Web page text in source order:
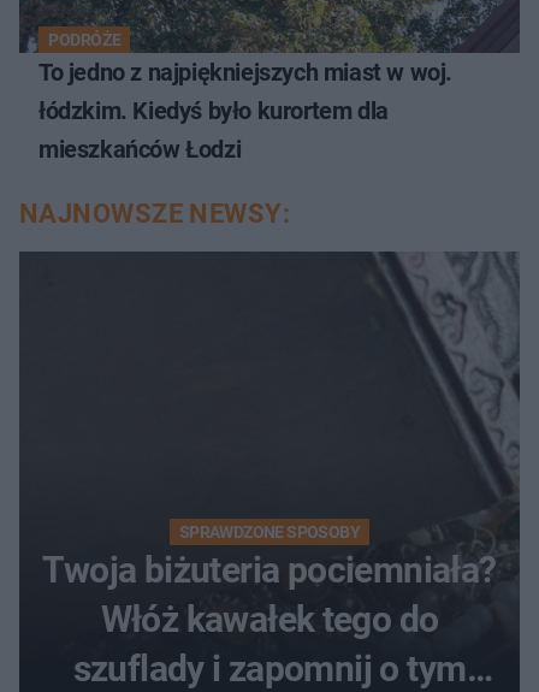
PODRÓŻE
To jedno z najpiękniejszych miast w woj.
łódzkim. Kiedyś było kurortem dla
mieszkańców Łodzi
NAJNOWSZE NEWSY:
SPRAWDZONE SPOSOBY
Twoja biżuteria pociemniała?
Włóż kawałek tego do
szuflady i zapomnij o tym